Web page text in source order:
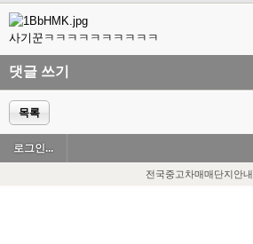
사기꾼ㅋㅋㅋㅋㅋㅋㅋㅋㅋㅋ
댓글 쓰기
목록
로그인...
전국중고차매매단지안내